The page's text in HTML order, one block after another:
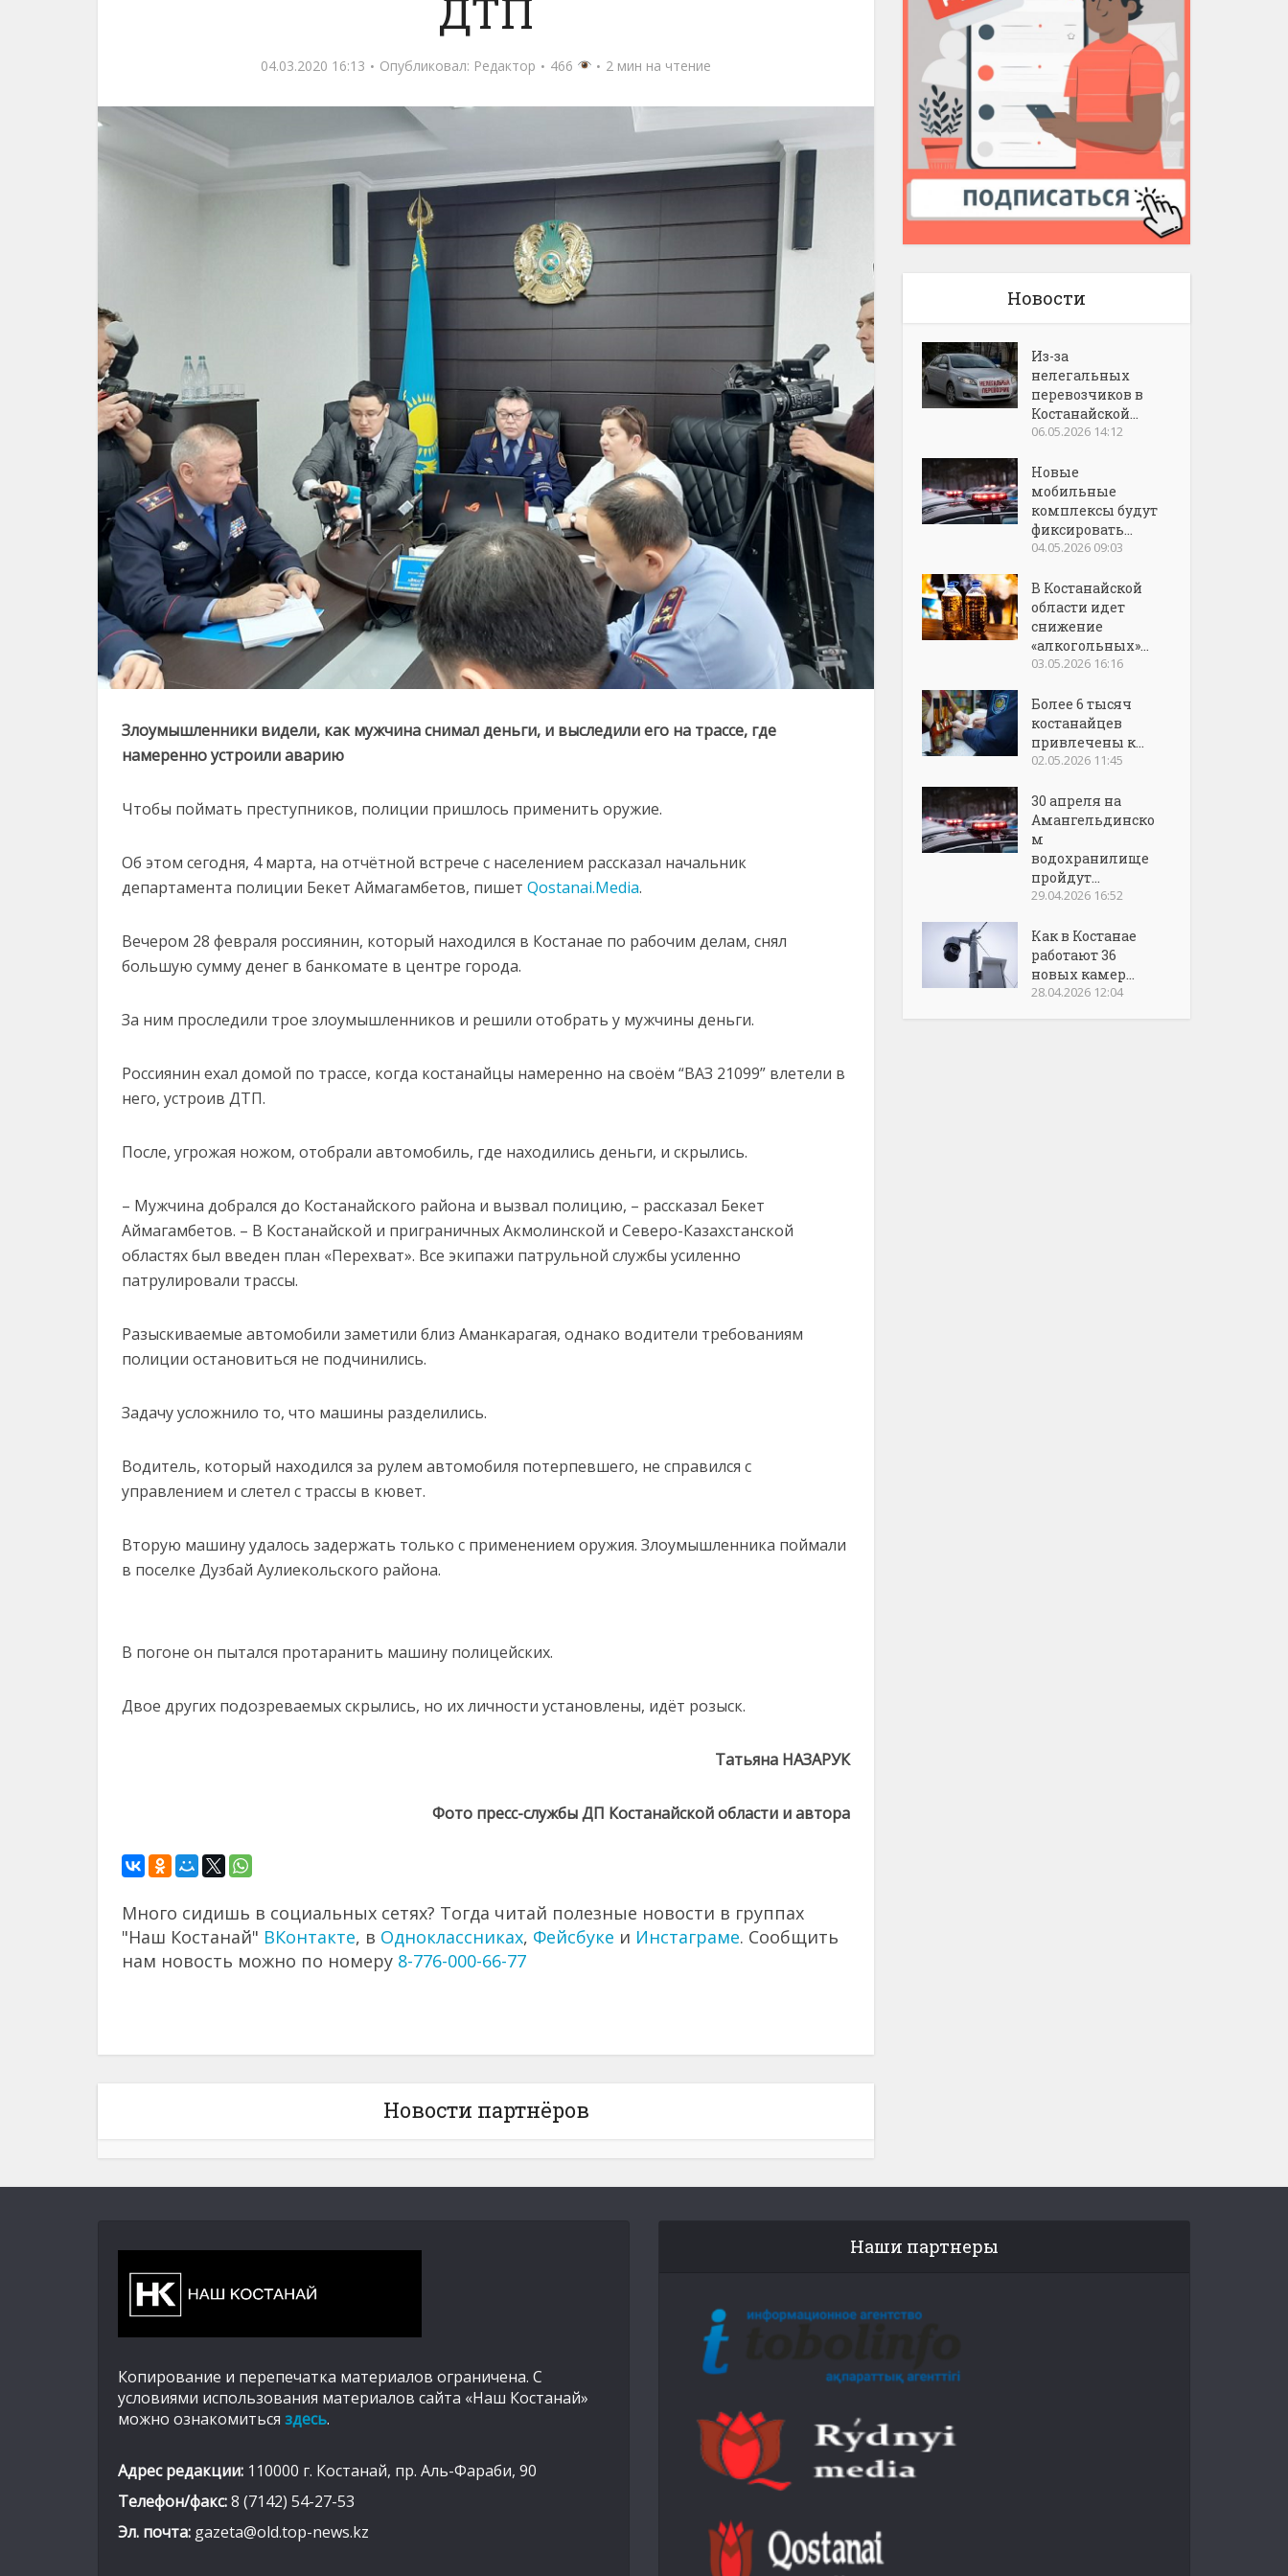
ДТП
04.03.2020 16:13 Опубликовал: Редактор 466 2 мин на чтение
Злоумышленники видели, как мужчина снимал деньги, и выследили его на трассе, где
намеренно устроили аварию
Чтобы поймать преступников, полиции пришлось применить оружие.
Об этом сегодня, 4 марта, на отчётной встрече с населением рассказал начальник
департамента полиции Бекет Аймагамбетов, пишет Qostanai.Media.
Вечером 28 февраля россиянин, который находился в Костанае по рабочим делам, снял
большую сумму денег в банкомате в центре города.
За ним проследили трое злоумышленников и решили отобрать у мужчины деньги.
Россиянин ехал домой по трассе, когда костанайцы намеренно на своём “ВАЗ 21099” влетели в
него, устроив ДТП.
После, угрожая ножом, отобрали автомобиль, где находились деньги, и скрылись.
– Мужчина добрался до Костанайского района и вызвал полицию, – рассказал Бекет
Аймагамбетов. – В Костанайской и приграничных Акмолинской и Северо-Казахстанской
областях был введен план «Перехват». Все экипажи патрульной службы усиленно
патрулировали трассы.
Разыскиваемые автомобили заметили близ Аманкарагая, однако водители требованиям
полиции остановиться не подчинились.
Задачу усложнило то, что машины разделились.
Водитель, который находился за рулем автомобиля потерпевшего, не справился с
управлением и слетел с трассы в кювет.
Вторую машину удалось задержать только с применением оружия. Злоумышленника поймали
в поселке Дузбай Аулиекольского района.
В погоне он пытался протаранить машину полицейских.
Двое других подозреваемых скрылись, но их личности установлены, идёт розыск.
Татьяна НАЗАРУК
Фото пресс-службы ДП Костанайской области и автора
Много сидишь в социальных сетях? Тогда читай полезные новости в группах
"Наш Костанай" ВКонтакте, в Одноклассниках, Фейсбуке и Инстаграме. Сообщить
нам новость можно по номеру 8-776-000-66-77
Новости партнёров
Новости
Из-за
нелегальных
перевозчиков в
Костанайской...
06.05.2026 14:12
Новые
мобильные
комплексы будут
фиксировать...
04.05.2026 09:03
В Костанайской
области идет
снижение
«алкогольных»...
03.05.2026 16:16
Более 6 тысяч
костанайцев
привлечены к...
02.05.2026 11:45
30 апреля на
Амангельдинско
м
водохранилище
пройдут...
29.04.2026 16:52
Как в Костанае
работают 36
новых камер...
28.04.2026 12:04
Копирование и перепечатка материалов ограничена. С
условиями использования материалов сайта «Наш Костанай»
можно ознакомиться здесь.
Адрес редакции: 110000 г. Костанай, пр. Аль-Фараби, 90
Телефон/факс:8 (7142) 54-27-53
Эл. почта: gazeta@old.top-news.kz
Наши партнеры